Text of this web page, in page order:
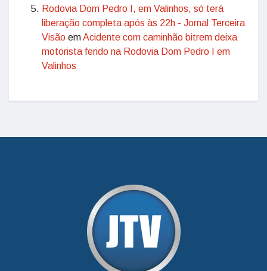
Rodovia Dom Pedro I, em Valinhos, só terá
liberação completa após às 22h - Jornal Terceira
Visão emAcidente com caminhão bitrem deixa
motorista ferido na Rodovia Dom Pedro I em
Valinhos